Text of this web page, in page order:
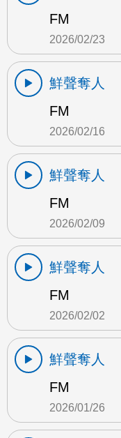
FM
2026/02/23
鮮聲奪人
FM
2026/02/16
鮮聲奪人
FM
2026/02/09
鮮聲奪人
FM
2026/02/02
鮮聲奪人
FM
2026/01/26